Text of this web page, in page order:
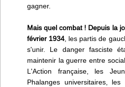
gagner.
Mais quel combat ! Depuis la
février 1934 , les partis de
s'unir. Le danger fasciste
maintenir la guerre entre
L'Action française, les
Phalanges universitaires,